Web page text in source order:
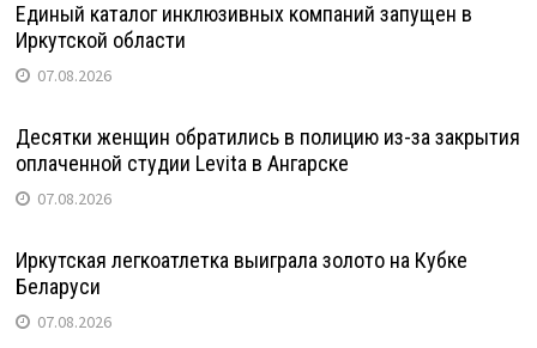
Единый каталог инклюзивных компаний запущен в
Иркутской области
07.08.2026
Десятки женщин обратились в полицию из-за закрытия
оплаченной студии Levita в Ангарске
07.08.2026
Иркутская легкоатлетка выиграла золото на Кубке
Беларуси
07.08.2026